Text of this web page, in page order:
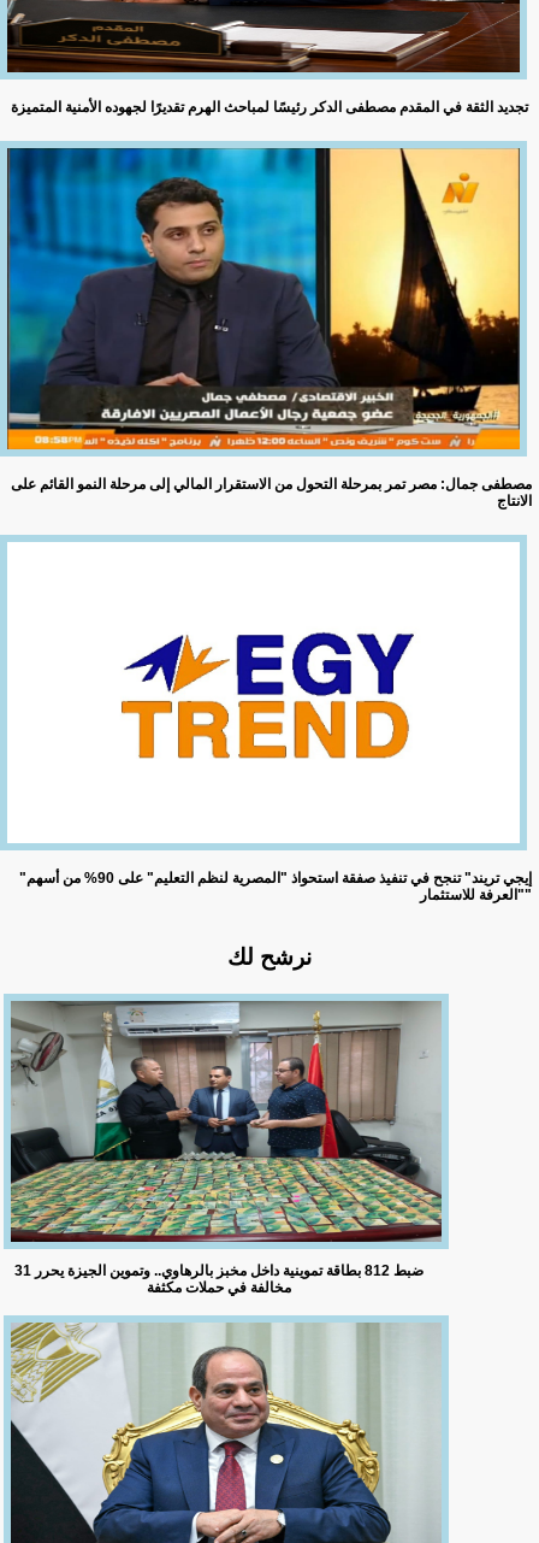
تجديد الثقة في المقدم مصطفى الدكر رئيسًا لمباحث الهرم تقديرًا لجهوده الأمنية المتميزة
مصطفى جمال: مصر تمر بمرحلة التحول من الاستقرار المالي إلى مرحلة النمو القائم على
الانتاج
"إيجي تريند" تنجح في تنفيذ صفقة استحواذ "المصرية لنظم التعليم" على 90% من أسهم
"العرفة للاستثمار"
نرشح لك
ضبط 812 بطاقة تموينية داخل مخبز بالرهاوي.. وتموين الجيزة يحرر 31
مخالفة في حملات مكثفة